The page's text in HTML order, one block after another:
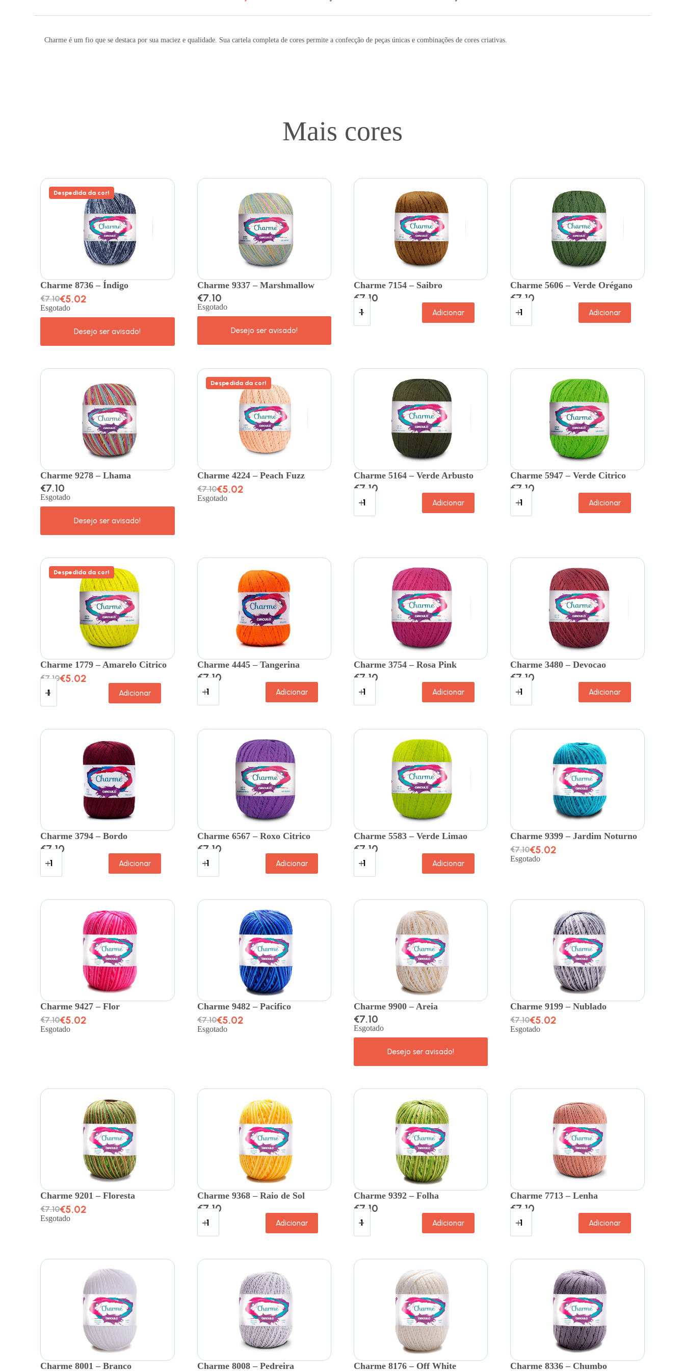
Charme é um fio que se destaca por sua maciez e qualidade. Sua cartela completa de cores permite a confecção de peças únicas e combinações de cores criativas.
Mais cores
Despedida da cor!
Charme 8736 – Índigo
€7.10€5.02
Esgotado
Charme 9337 – Marshmallow
€7.10
Esgotado
Charme 7154 – Saibro
€7.10
Adicionar
Charme 5606 – Verde Orégano
€7.10
Adicionar
Charme 9278 – Lhama
€7.10
Esgotado
Despedida da cor!
Charme 4224 – Peach Fuzz
€7.10€5.02
Esgotado
Charme 5164 – Verde Arbusto
€7.10
Adicionar
Charme 5947 – Verde Citrico
€7.10
Adicionar
Despedida da cor!
Charme 1779 – Amarelo Citrico
€7.10€5.02
Adicionar
Charme 4445 – Tangerina
€7.10
Adicionar
Charme 3754 – Rosa Pink
€7.10
Adicionar
Charme 3480 – Devocao
€7.10
Adicionar
Charme 3794 – Bordo
€7.10
Adicionar
Charme 6567 – Roxo Citrico
€7.10
Adicionar
Charme 5583 – Verde Limao
€7.10
Adicionar
Charme 9399 – Jardim Noturno
€7.10€5.02
Esgotado
Charme 9427 – Flor
€7.10€5.02
Esgotado
Charme 9482 – Pacifico
€7.10€5.02
Esgotado
Charme 9900 – Areia
€7.10
Esgotado
Charme 9199 – Nublado
€7.10€5.02
Esgotado
Charme 9201 – Floresta
€7.10€5.02
Esgotado
Charme 9368 – Raio de Sol
€7.10
Adicionar
Charme 9392 – Folha
€7.10
Adicionar
Charme 7713 – Lenha
€7.10
Adicionar
Charme 8001 – Branco Charme 8008 – Pedreira Charme 8176 – Off White Charme 8336 – Chumbo